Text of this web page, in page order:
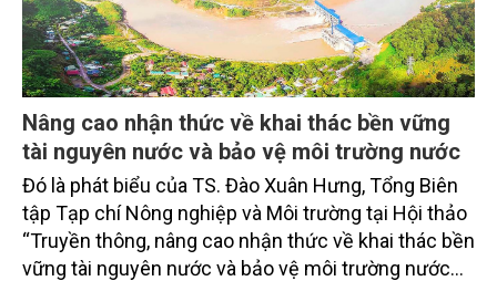
Nâng cao nhận thức về khai thác bền vững
tài nguyên nước và bảo vệ môi trường nước
Đó là phát biểu của TS. Đào Xuân Hưng, Tổng Biên
tập Tạp chí Nông nghiệp và Môi trường tại Hội thảo
“Truyền thông, nâng cao nhận thức về khai thác bền
vững tài nguyên nước và bảo vệ môi trường nước